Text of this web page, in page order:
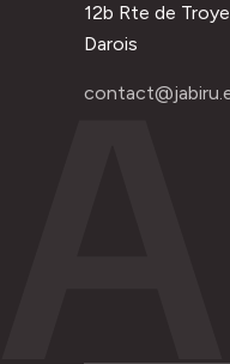
12b Rte de
Darois